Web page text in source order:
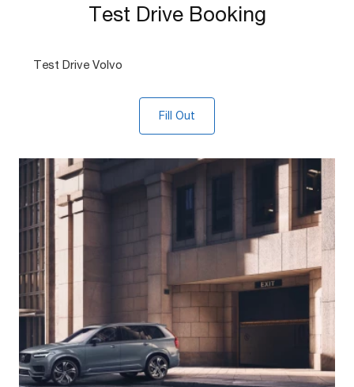
Test Drive Booking
Test Drive Volvo
Fill Out